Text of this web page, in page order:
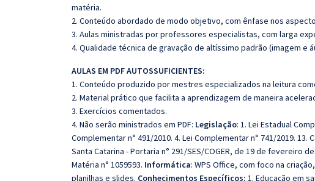
matéria.
2. Conteúdo abordado de modo objetivo, com ênfase nos
3. Aulas ministradas por professores especialistas, com larga
4. Qualidade técnica de gravação de altíssimo padrão (imagem e
AULAS EM PDF AUTOSSUFICIENTES:
1. Conteúdo produzido por mestres especializados na leitura
2. Material prático que facilita a aprendizagem de maneira
3. Exercícios comentados.
4. Não serão ministrados em PDF: Legislação: 1. Lei Estadual
Complementar n° 491/2010. 4. Lei Complementar n° 741/2019.
Santa Catarina - Portaria n° 291/SES/COGER, de 19 de fevereiro
Matéria n° 1059593. Informática: WPS Office, com foco na
planilhas e slides. Conhecimentos Específicos: 1. Educação em